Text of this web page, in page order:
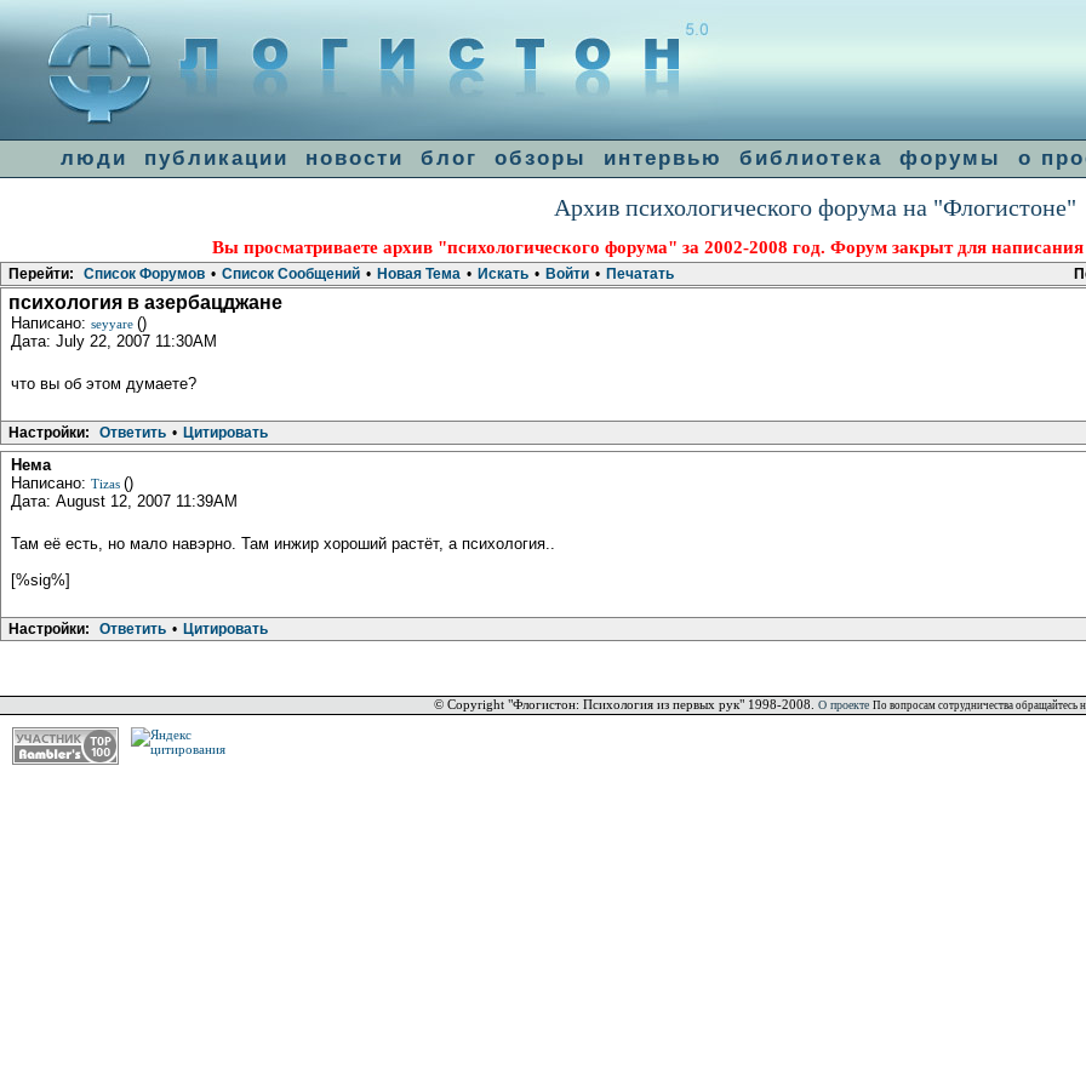
люди публикации новости блог обзоры интервью библиотека форумы о
Архив психологического форума на "Флогистоне"
Вы просматриваете архив "психологического форума" за 2002-2008 год. Форум закрыт для
Перейти: Список Форумов • Список Сообщений • Новая Тема • Искать • Войти • Печатать
психология в азербацджане
Написано: seyyare ()
Дата: July 22, 2007 11:30AM
что вы об этом думаете?
Настройки: Ответить • Цитировать
Нема
Написано: Tizas ()
Дата: August 12, 2007 11:39AM
Там её есть, но мало навэрно. Там инжир хороший растёт, а психология..
[%sig%]
Настройки: Ответить • Цитировать
© Copyright "Флогистон: Психология из первых рук" 1998-2008. О проекте По вопросам сотрудничества обращайтесь